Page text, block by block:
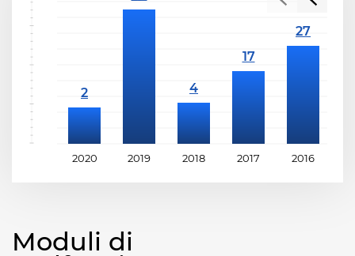
2020 2019 2018 2017 2016
Moduli di